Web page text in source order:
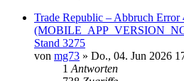
Trade Republic – Abbruch Error
Stand 3275
von mg73 » Do., 04. Jun 2026
1 Antworten